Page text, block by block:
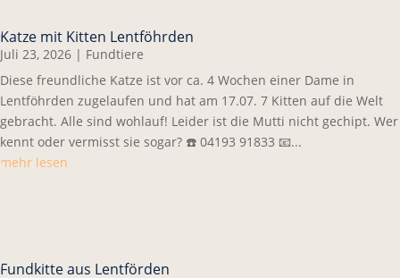
Katze mit Kitten Lentföhrden
Juli 23, 2026 | Fundtiere
Diese freundliche Katze ist vor ca. 4 Wochen einer Dame in
Lentföhrden zugelaufen und hat am 17.07. 7 Kitten auf die Welt
gebracht. Alle sind wohlauf! Leider ist die Mutti nicht gechipt. Wer
kennt oder vermisst sie sogar? ☎️ 04193 91833 📧...
mehr lesen
Fundkitte aus Lentförden